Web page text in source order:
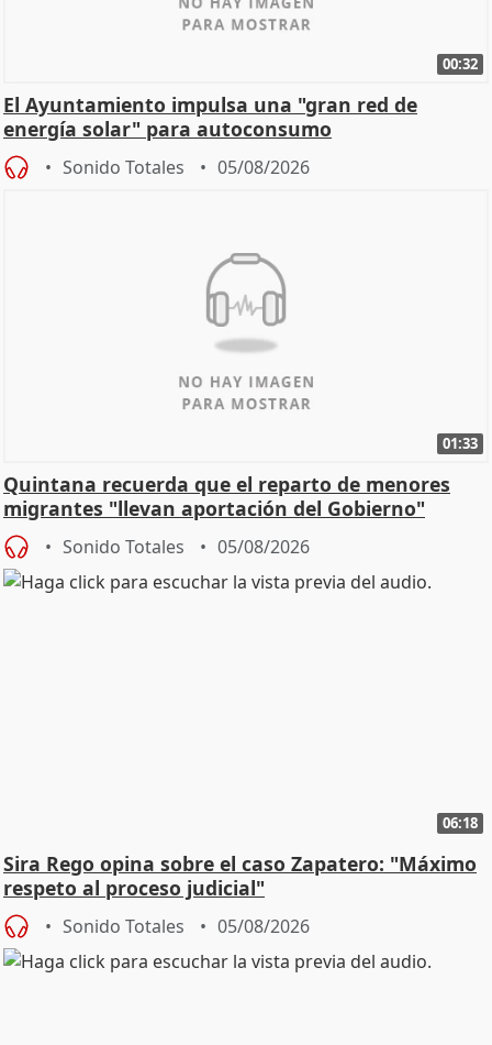
00:32
El Ayuntamiento impulsa una "gran red de
energía solar" para autoconsumo
Sonido Totales 05/08/2026
01:33
Quintana recuerda que el reparto de menores
migrantes "llevan aportación del Gobierno"
central
Sonido Totales 05/08/2026
06:18
Sira Rego opina sobre el caso Zapatero: "Máximo
respeto al proceso judicial"
Sonido Totales 05/08/2026